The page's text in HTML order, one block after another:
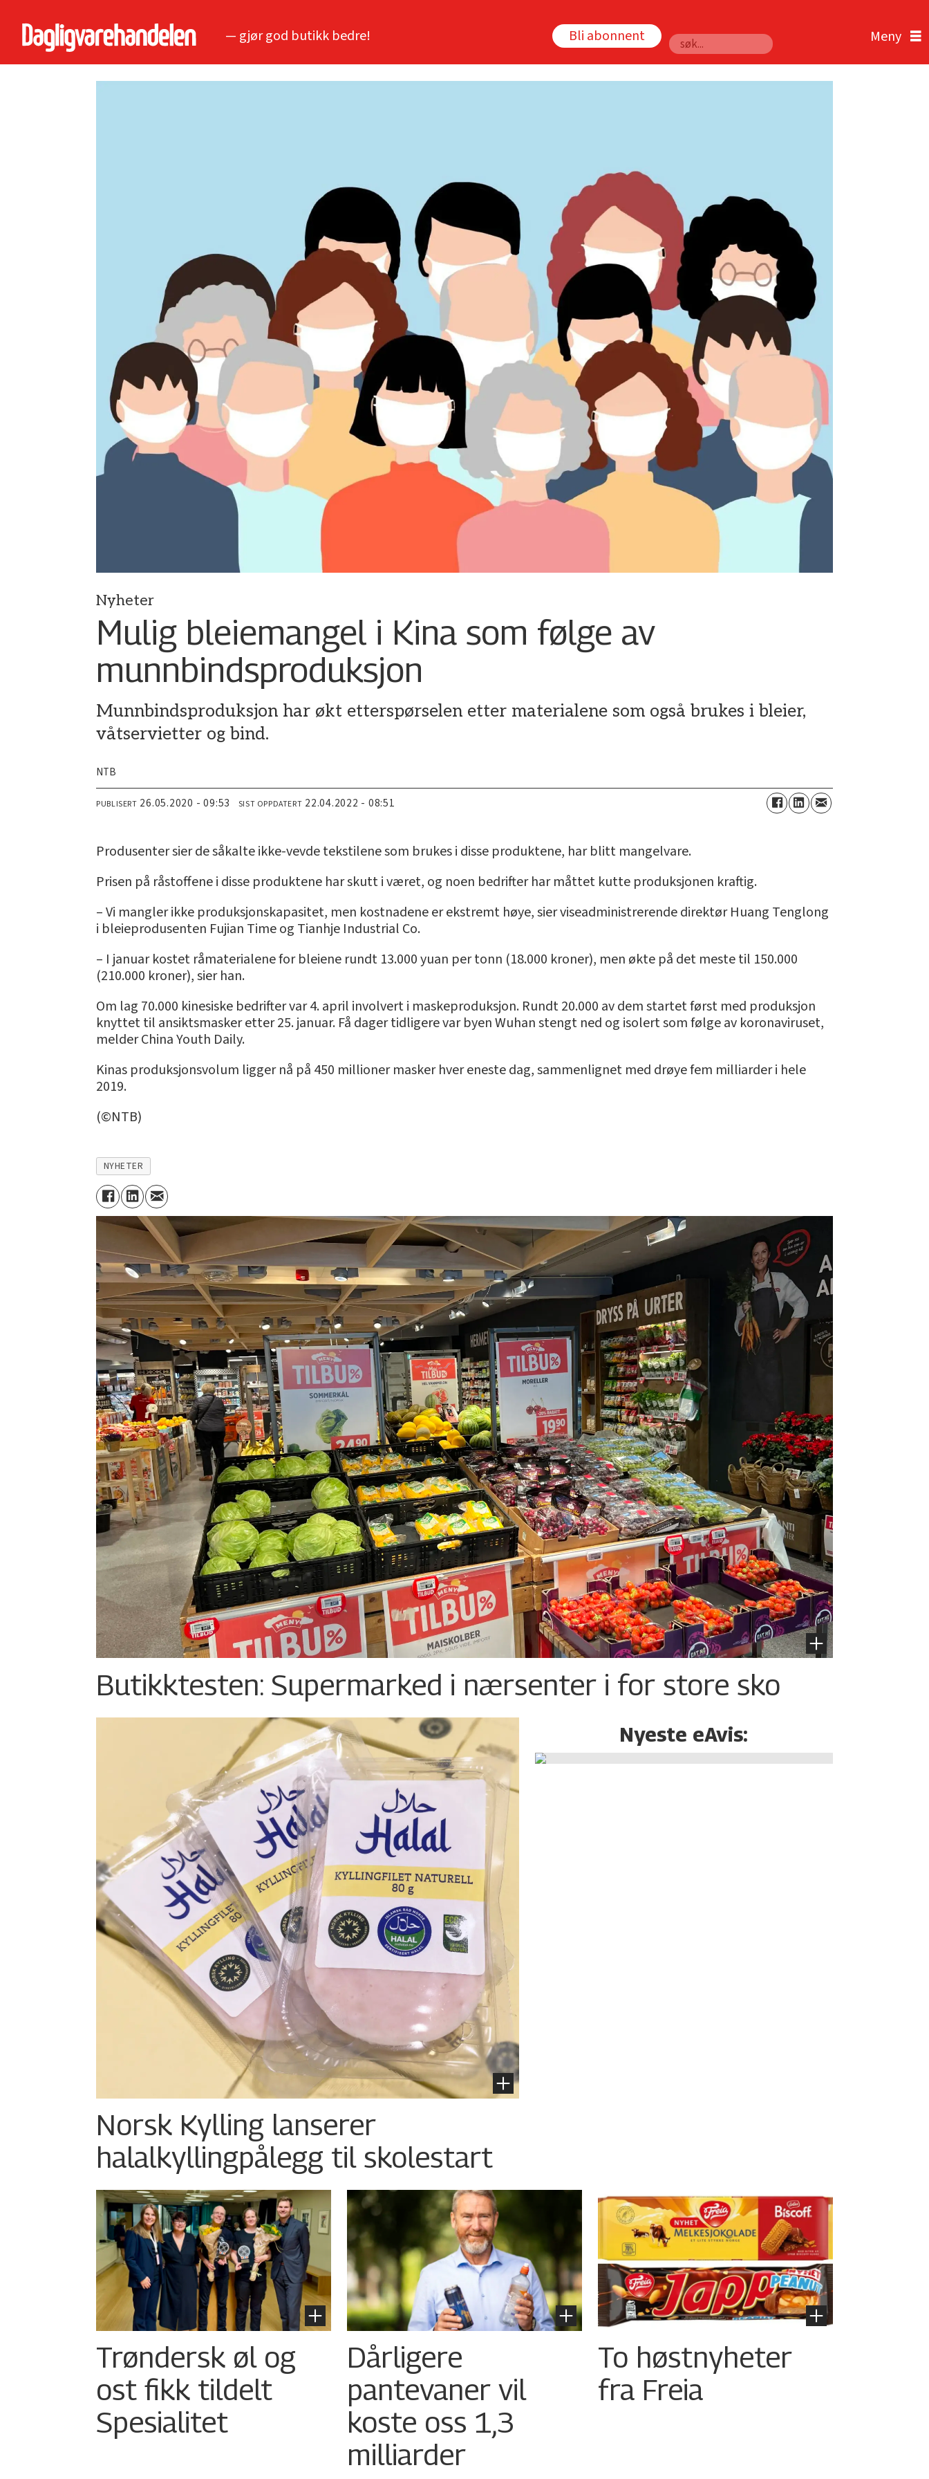
— gjør god butikk bedre! Bli abonnent
Søk
Nyheter
Mulig bleiemangel i Kina som følge av
munnbindsproduksjon
Munnbindsproduksjon har økt etterspørselen etter materialene som også brukes i bleier,
våtservietter og bind.
NTB
PUBLISERT 26.05.2020 - 09:53 SIST OPPDATERT 22.04.2022 - 08:51
Produsenter sier de såkalte ikke-vevde tekstilene som brukes i disse produktene, har blitt mangelvare.
Prisen på råstoffene i disse produktene har skutt i været, og noen bedrifter har måttet kutte produksjonen kraftig.
– Vi mangler ikke produksjonskapasitet, men kostnadene er ekstremt høye, sier viseadministrerende direktør Huang Tenglong
i bleieprodusenten Fujian Time og Tianhje Industrial Co.
– I januar kostet råmaterialene for bleiene rundt 13.000 yuan per tonn (18.000 kroner), men økte på det meste til 150.000
(210.000 kroner), sier han.
Om lag 70.000 kinesiske bedrifter var 4. april involvert i maskeproduksjon. Rundt 20.000 av dem startet først med produksjon
knyttet til ansiktsmasker etter 25. januar. Få dager tidligere var byen Wuhan stengt ned og isolert som følge av koronaviruset,
melder China Youth Daily.
Kinas produksjonsvolum ligger nå på 450 millioner masker hver eneste dag, sammenlignet med drøye fem milliarder i hele
2019.
(©NTB)
NYHETER
Butikktesten: Supermarked i nærsenter i for store sko
Norsk Kylling lanserer
halalkylling­pålegg til skolestart
Nyeste eAvis:
Trøndersk øl og
ost fikk tildelt
Spesialitet
Dårligere
pantevaner vil
koste oss 1,3
milliarder
To høstnyheter
fra Freia